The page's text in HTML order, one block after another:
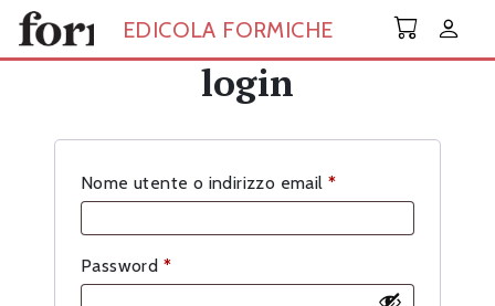
Skip to main content
EDICOLA FORMICHE
login
Nome utente o indirizzo email *Richiesto
Password *Richiesto